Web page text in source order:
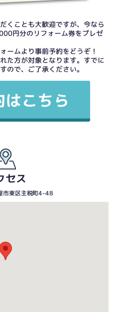
くことも大歓迎ですが、今なら
円分のリフォーム券をプレゼ
ームより事前予約をどうぞ！
た方が対象となります。すでに
ので、ご了承ください。
セス
市東区主税町4-48